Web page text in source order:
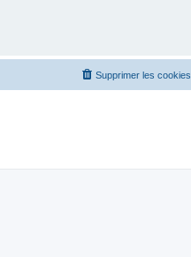
Supprimer les cookies